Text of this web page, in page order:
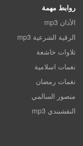
روابط مهمة
الأذان mp3
الرقية الشرعية mp3
تلاوات خاشعة
نغمات اسلامية
نغمات رمضان
منصور السالمي
النقشبندي mp3